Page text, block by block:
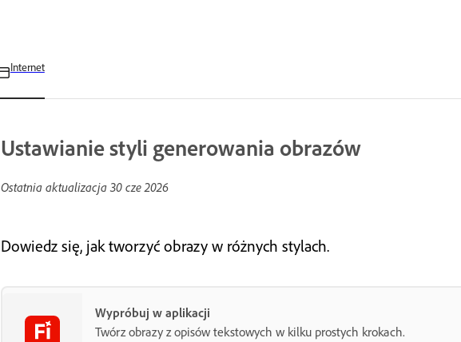
Internet
Ustawianie styli generowania obrazów
Ostatnia aktualizacja 30 cze 2026
Dowiedz się, jak tworzyć obrazy w różnych stylach.
Wypróbuj w aplikacji
Twórz obrazy z opisów tekstowych w kilku prostych krokach.